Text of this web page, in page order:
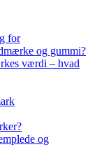
for
og gummi?
værdi – hvad
og